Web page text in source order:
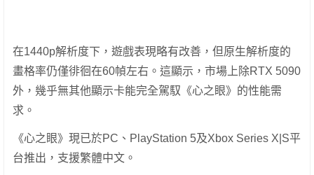
在1440p解析度下，遊戲表現略有改善，但原生解析度的
畫格率仍僅徘徊在60幀左右。這顯示，市場上除RTX 5090
外，幾乎無其他顯示卡能完全駕馭《心之眼》的性能需
求。
《心之眼》現已於PC、PlayStation 5及Xbox Series X|S平
台推出，支援繁體中文。